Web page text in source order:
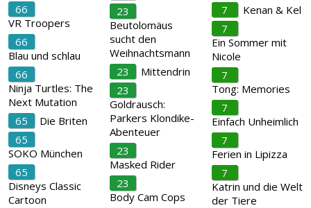
66
VR Troopers
66
Blau und schlau
66
Ninja Turtles: The
Next Mutation
65
Die Briten
65
SOKO München
65
Disneys Classic
Cartoon
23
Beutolomäus
sucht den
Weihnachtsmann
23
Mittendrin
23
Goldrausch:
Parkers Klondike-
Abenteuer
23
Masked Rider
23
Body Cam Cops
7
Kenan & Kel
7
Ein Sommer mit
Nicole
7
Tong: Memories
7
Einfach Unheimlich
7
Ferien in Lipizza
7
Katrin und die Welt
der Tiere